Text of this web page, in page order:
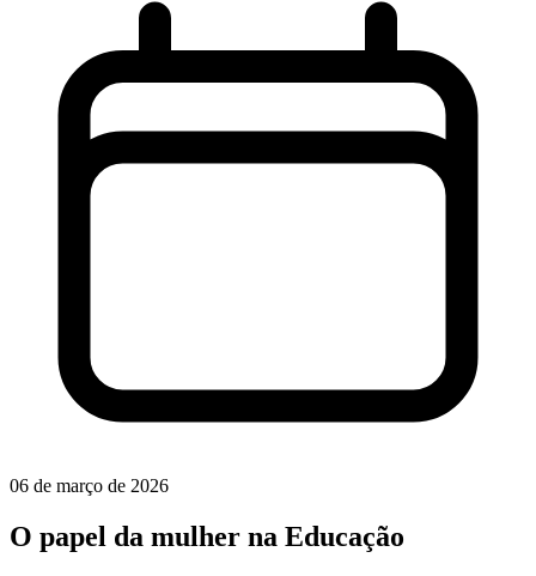
06 de março de 2026
O papel da mulher na Educação